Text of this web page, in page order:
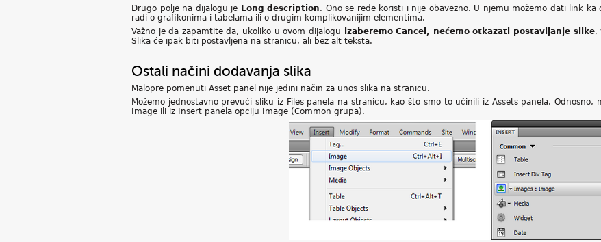
Drugo polje na dijalogu je Long description. Ono se ređe koristi i nije obavezno. U njemu možemo dati link
radi o grafikonima i tabelama ili o drugim komplikovanijim elementima.
Važno je da zapamtite da, ukoliko u ovom dijalogu izaberemo Cancel, nećemo otkazati postavljanje slike,
Slika će ipak biti postavljena na stranicu, ali bez alt teksta.
Ostali načini dodavanja slika
Malopre pomenuti Asset panel nije jedini način za unos slika na stranicu.
Možemo jednostavno prevući sliku iz Files panela na stranicu, kao što smo to učinili iz Assets panela.
Image ili iz Insert panela opciju Image (Common grupa).